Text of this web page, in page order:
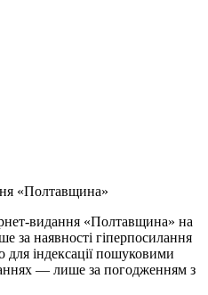
«Полтавщина»
видання «Полтавщина» на
за наявності гіперпосилання
для індексації пошуковими
— лише за погодженням з